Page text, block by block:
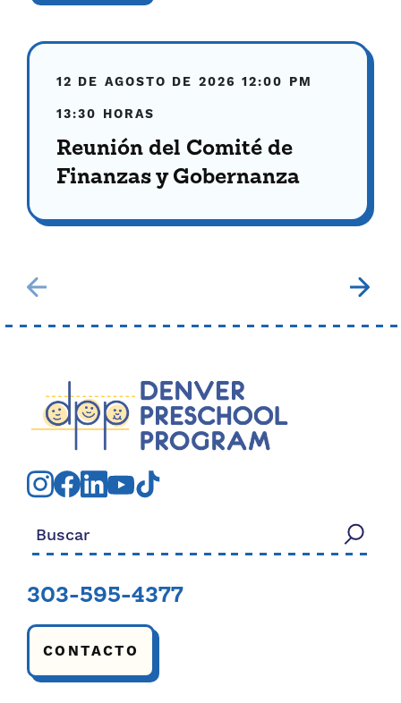
12 DE AGOSTO DE 2026 12:00 PM
13:30 HORAS
Reunión del Comité de
Finanzas y Gobernanza
Buscar:
303-595-4377
CONTACTO